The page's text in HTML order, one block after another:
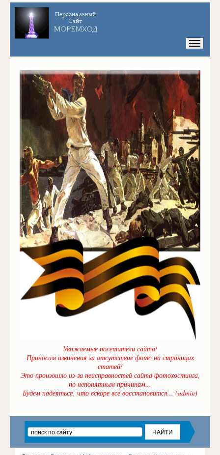
Уважаемые посетители сайта!
Приносим извинения за отсутствие фото на страницах
статей!
Это произошло из-за неисправностей сайта фотохостинга,
по непонятным причинам...
Будем надеяться, что вскоре всё восстановится... (admin)